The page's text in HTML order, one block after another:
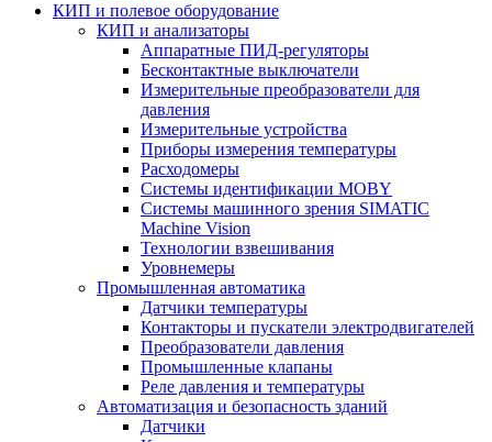
КИП и полевое оборудование
КИП и анализаторы
Аппаратные ПИД-регуляторы
Бесконтактные выключатели
Измерительные преобразователи для
давления
Измерительные устройства
Приборы измерения температуры
Расходомеры
Системы идентификации MOBY
Системы машинного зрения SIMATIC
Machine Vision
Технологии взвешивания
Уровнемеры
Промышленная автоматика
Датчики температуры
Контакторы и пускатели электродвигателей
Преобразователи давления
Промышленные клапаны
Реле давления и температуры
Автоматизация и безопасность зданий
Датчики